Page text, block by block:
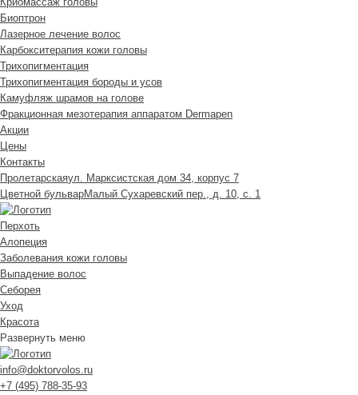
Биоптрон
Лазерное лечение волос
Карбокситерапия кожи головы
Трихопигментация
Трихопигментация бороды и усов
Камуфляж шрамов на голове
Фракционная мезотерапия аппаратом Dermapen
Акции
Цены
Контакты
Пролетарскаяул. Марксистская дом 34, корпус 7
Цветной бульварМалый Сухаревский пер., д. 10, с. 1
Перхоть
Алопеция
Заболевания кожи головы
Выпадение волос
Cеборея
Уход
Красота
Развернуть меню
info@doktorvolos.ru
+7 (495) 788-35-93